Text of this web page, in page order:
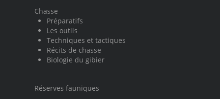
Chasse
Préparatifs
Les outils
Techniques et tactiques
Récits de chasse
Biologie du gibier
Réserves fauniques